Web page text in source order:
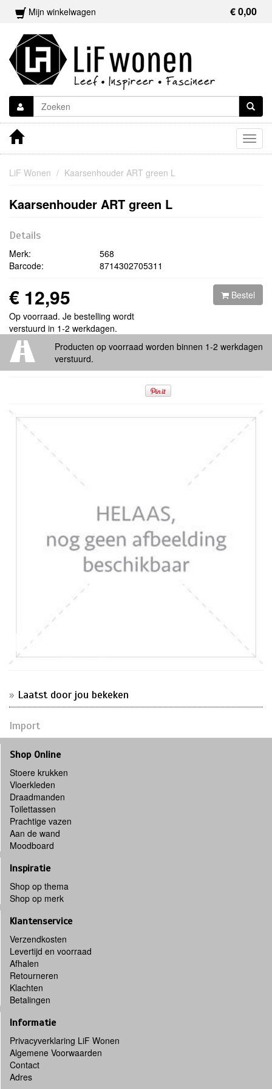
Mijn winkelwagen € 0,00
LiF Wonen Kaarsenhouder ART green L
Kaarsenhouder ART green L
Details
Merk:
568
Barcode:
8714302705311
€ 12,95
Op voorraad. Je bestelling wordt
verstuurd in 1-2 werkdagen.
Bestel
Producten op voorraad worden binnen 1-2 werkdagen
verstuurd.
Laatst door jou bekeken
Import
Shop Online
Stoere krukken
Vloerkleden
Draadmanden
Toilettassen
Prachtige vazen
Aan de wand
Moodboard
Inspiratie
Shop op thema
Shop op merk
Klantenservice
Verzendkosten
Levertijd en voorraad
Afhalen
Retourneren
Klachten
Betalingen
Informatie
Privacyverklaring LiF Wonen
Algemene Voorwaarden
Contact
Adres